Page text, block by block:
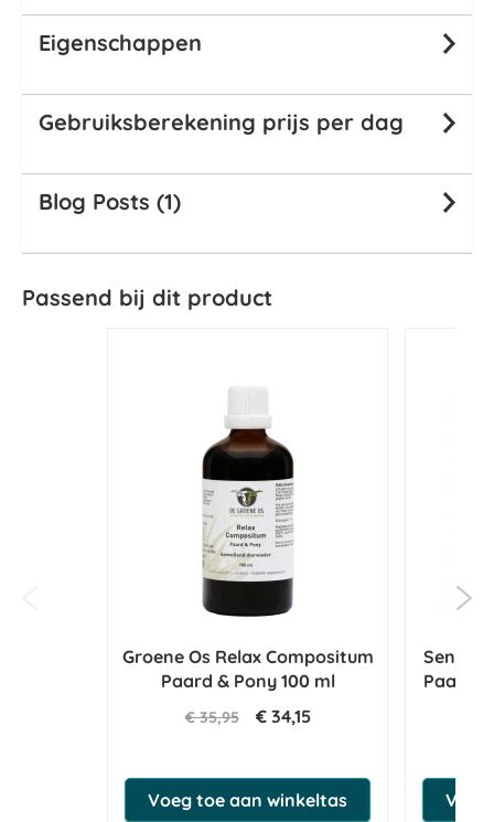
Eigenschappen
Gebruiksberekening prijs per dag
Blog Posts (1)
Passend bij dit product
Groene Os Relax Compositum
Paard & Pony 100 ml
€ 35,95 € 34,15
Voeg toe aan winkeltas
Paard